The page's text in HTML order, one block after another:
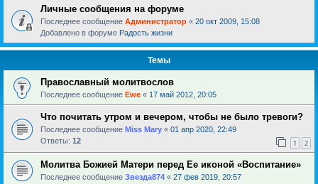
Личные сообщения на форуме
Последнее сообщение Администратор « 20 окт 2009, 15:08
Добавлено в форуме Радость жизни
Темы
Православный молитвослов
Последнее сообщение Ewe « 17 май 2012, 20:05
Что почитать утром и вечером, чтобы не было тревоги?
Последнее сообщение Miss Mary « 01 апр 2020, 22:49
Ответы: 12 1 2
Молитва Божией Матери перед Ее иконой «Воспитание»
Последнее сообщение Звезда874 « 27 фев 2019, 20:57